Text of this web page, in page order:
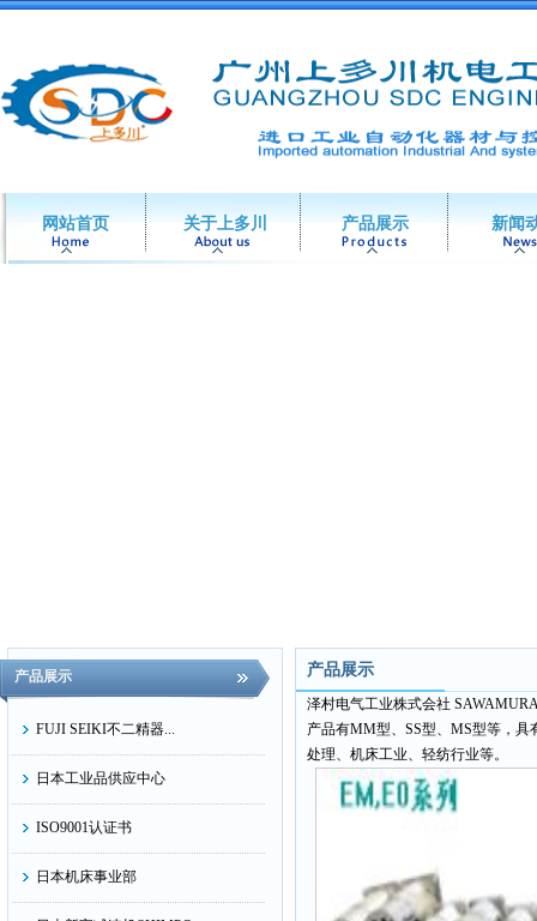
网站首页 关于上多川 产品展示 新闻
产品展示
FUJI SEIKI不二精器...
日本工业品供应中心
ISO9001认证书
日本机床事业部
产品展示
泽村电气工业株式会社
产品有MM型、SS型、MS型等，
处理、机床工业、轻纺行业等。